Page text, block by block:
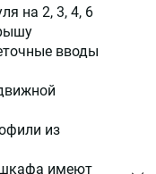
на 2, 3, 4, 6
вводы
из
шкафа имеют